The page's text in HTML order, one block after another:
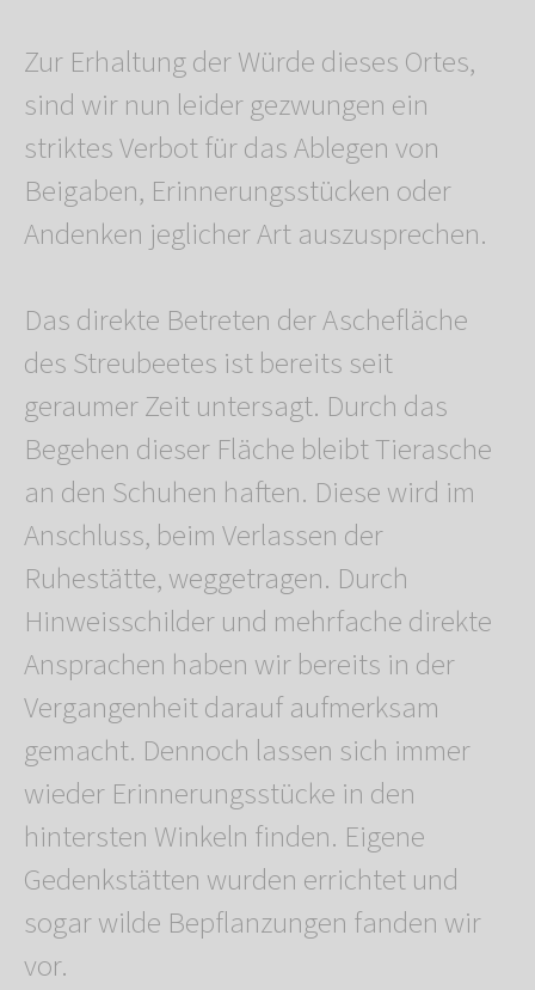
Zur Erhaltung der Würde dieses Ortes,
sind wir nun leider gezwungen ein
striktes Verbot für das Ablegen von
Beigaben, Erinnerungsstücken oder
Andenken jeglicher Art auszusprechen.
Das direkte Betreten der Aschefläche
des Streubeetes ist bereits seit
geraumer Zeit untersagt. Durch das
Begehen dieser Fläche bleibt Tierasche
an den Schuhen haften. Diese wird im
Anschluss, beim Verlassen der
Ruhestätte, weggetragen. Durch
Hinweisschilder und mehrfache direkte
Ansprachen haben wir bereits in der
Vergangenheit darauf aufmerksam
gemacht. Dennoch lassen sich immer
wieder Erinnerungsstücke in den
hintersten Winkeln finden. Eigene
Gedenkstätten wurden errichtet und
sogar wilde Bepflanzungen fanden wir
vor.